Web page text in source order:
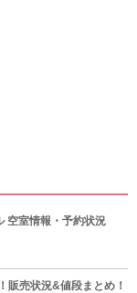
空室情報・予約状況
販売状況&値段まとめ！